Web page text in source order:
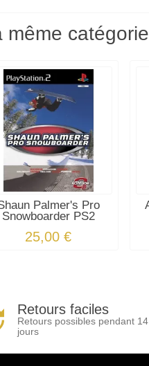
Palmer's Pro
Snowboarder PS2
25,00 €
Retours faciles
Retours possibles pendant 14
jours